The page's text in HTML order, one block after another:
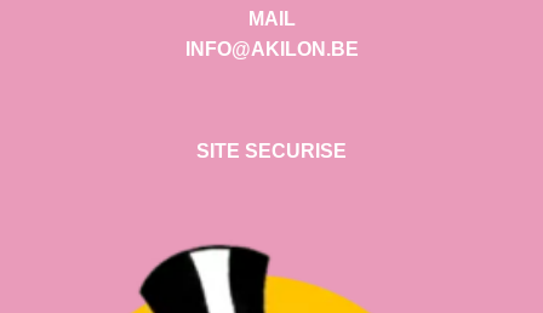
MAIL
INFO@AKILON.BE
SITE SECURISE